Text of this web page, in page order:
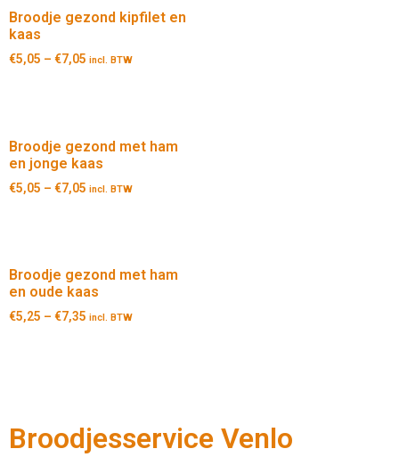
Broodje gezond kipfilet en
kaas
€5,05 – €7,05 incl. BTW
Broodje gezond met ham
en jonge kaas
€5,05 – €7,05 incl. BTW
Broodje gezond met ham
en oude kaas
€5,25 – €7,35 incl. BTW
Broodjesservice Venlo